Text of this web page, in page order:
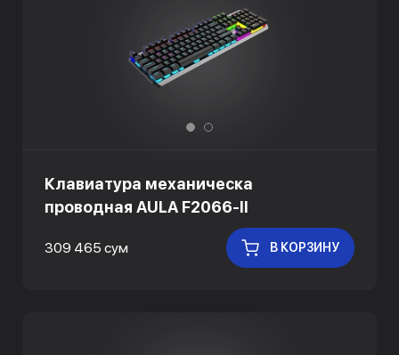
Клавиатура механическа
проводная AULA F2066-II
309 465 сум В КОРЗИНУ